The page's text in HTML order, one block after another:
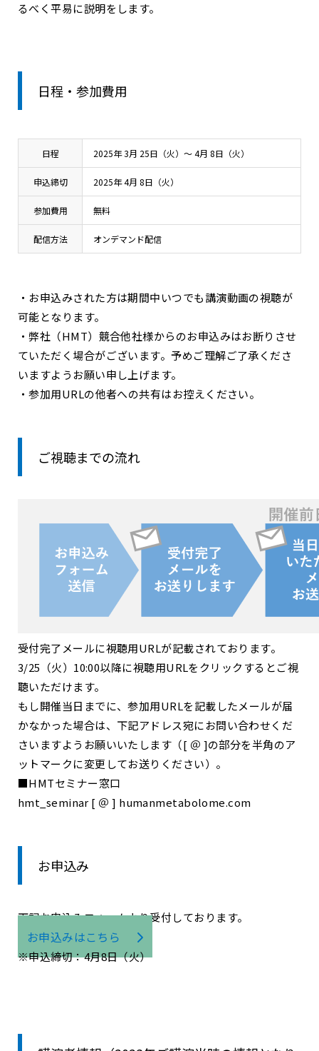
るべく平易に説明をします。
日程・参加費用
日程 2025年 3月 25日（火）～ 4月 8日（火）
申込締切 2025年 4月 8日（火）
参加費用 無料
配信方法 オンデマンド配信
・お申込みされた方は期間中いつでも講演動画の視聴が
可能となります。
・弊社（HMT）競合他社様からのお申込みはお断りさせ
ていただく場合がございます。予めご理解ご了承くださ
いますようお願い申し上げます。
・参加用URLの他者への共有はお控えください。
ご視聴までの流れ
受付完了メールに視聴用URLが記載されております。
3/25（火）10:00以降に視聴用URLをクリックするとご視
聴いただけます。
もし開催当日までに、参加用URLを記載したメールが届
かなかった場合は、下記アドレス宛にお問い合わせくだ
さいますようお願いいたします（[ ＠ ]の部分を半角のア
ットマークに変更してお送りください）。
■HMTセミナー窓口
hmt_seminar [ ＠ ] humanmetabolome.com
お申込み
下記お申込みフォームより受付しております。
お申込みはこちら
※申込締切：4月8日（火）